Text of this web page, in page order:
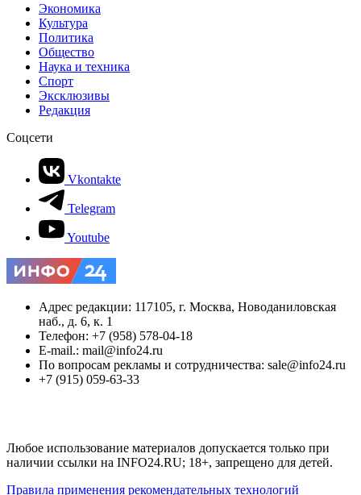
Экономика
Культура
Политика
Общество
Наука и техника
Спорт
Эксклюзивы
Редакция
Соцсети
Vkontakte
Telegram
Youtube
Адрес редакции: 117105, г. Москва, Новоданиловская
наб., д. 6, к. 1
Телефон: +7 (958) 578-04-18
E-mail.: mail@info24.ru
По вопросам рекламы и сотрудничества: sale@info24.ru
+7 (915) 059-63-33
Любое использование материалов допускается только при
наличии ссылки на INFO24.RU; 18+, запрещено для детей.
Правила применения рекомендательных технологий